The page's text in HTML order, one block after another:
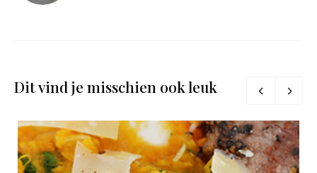
Dit vind je misschien ook leuk